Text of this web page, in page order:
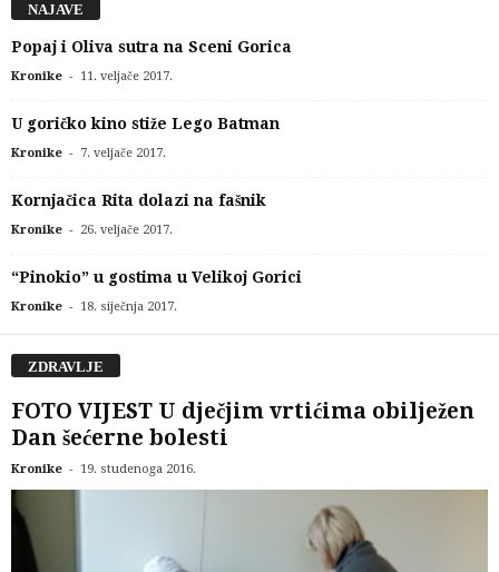
NAJAVE
Popaj i Oliva sutra na Sceni Gorica
Kronike - 11. veljače 2017.
U goričko kino stiže Lego Batman
Kronike - 7. veljače 2017.
Kornjačica Rita dolazi na fašnik
Kronike - 26. veljače 2017.
“Pinokio” u gostima u Velikoj Gorici
Kronike - 18. siječnja 2017.
ZDRAVLJE
FOTO VIJEST U dječjim vrtićima obilježen
Dan šećerne bolesti
Kronike - 19. studenoga 2016.